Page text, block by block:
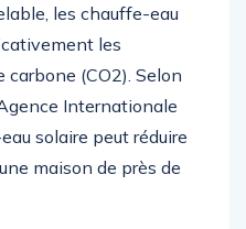
les chauffe-eau
les
(CO2). Selon
Internationale
solaire peut réduire
maison de près de